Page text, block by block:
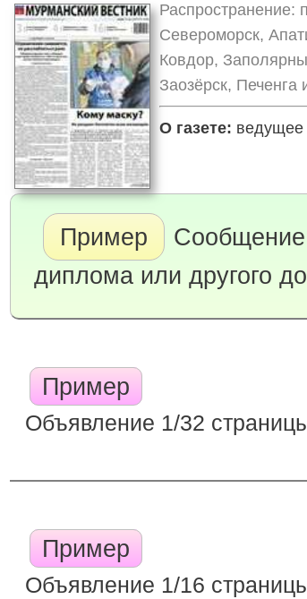
Распространение:
Североморск,
Ковдор,
Заозёрск,
О газете: ведущее
Пример
Сообщение
диплома или другого
Пример
Объявление 1/32
Пример
Объявление 1/16